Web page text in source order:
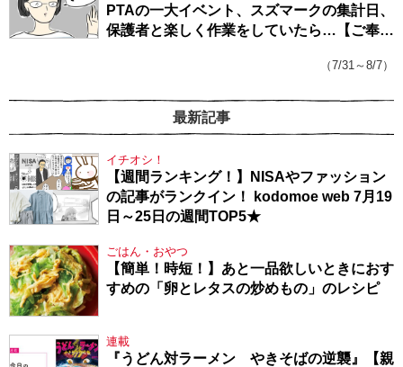
PTAの一大イベント、スズマークの集計日、
保護者と楽しく作業をしていたら…【ご奉仕
（7/31～8/7）
最新記事
イチオシ！
【週間ランキング！】NISAやファッション
の記事がランクイン！ kodomoe web 7月19
日～25日の週間TOP5★
ごはん・おやつ
【簡単！時短！】あと一品欲しいときにおす
すめの「卵とレタスの炒めもの」のレシピ
連載
『うどん対ラーメン やきそばの逆襲』【親